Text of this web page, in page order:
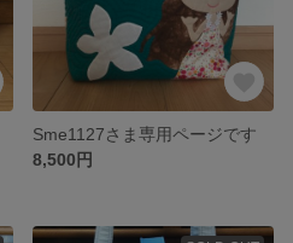
Sme1127さま専用ページです
8,500円